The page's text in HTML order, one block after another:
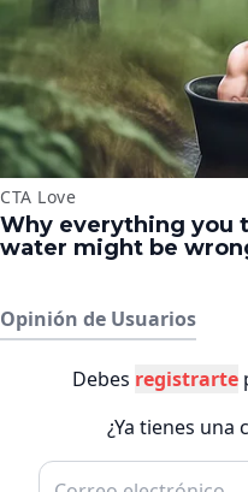
Opinión de Usuarios
Debes registrarte
¿Ya tienes una